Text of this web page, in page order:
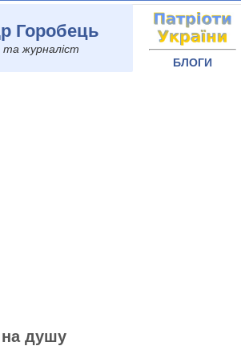
Горобець
та журналіст
БЛОГИ
на душу